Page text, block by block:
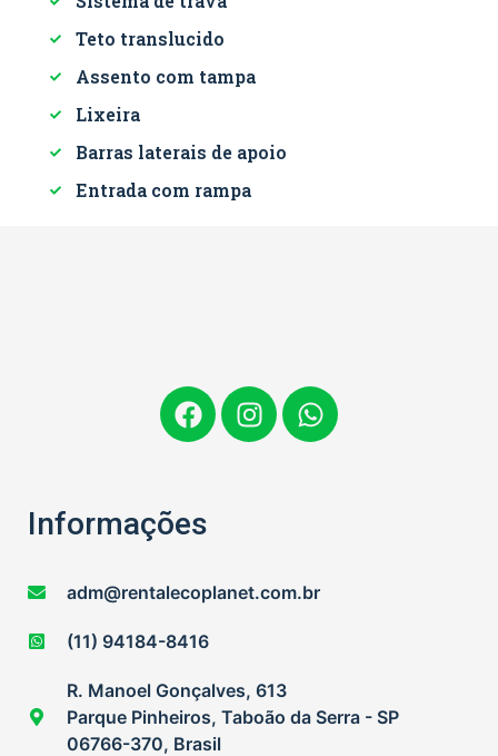
Teto translucido
Assento com tampa
Lixeira
Barras laterais de apoio
Entrada com rampa
Informações
adm@rentalecoplanet.com.br
(11) 94184-8416
R. Manoel Gonçalves, 613
Parque Pinheiros, Taboão da Serra - SP
06766-370, Brasil